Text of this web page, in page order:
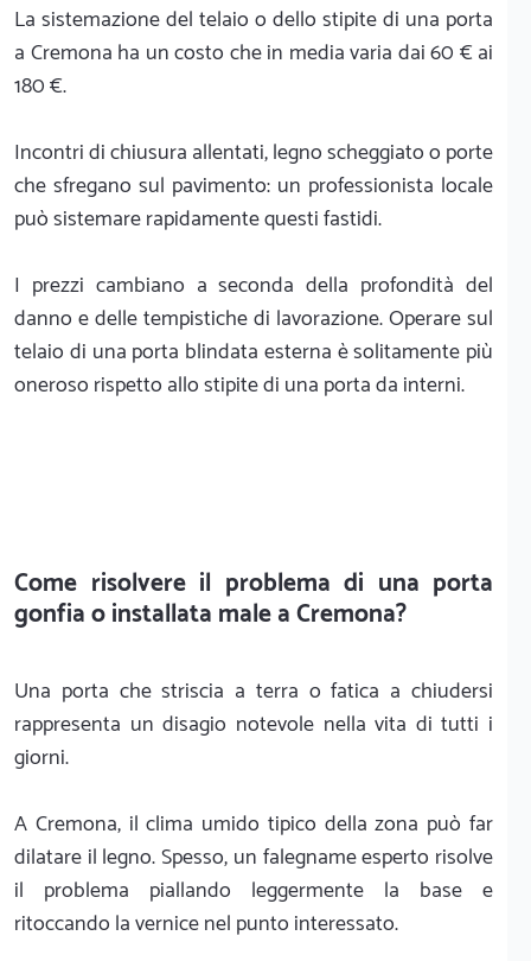
La sistemazione del telaio o dello stipite di una porta
a Cremona ha un costo che in media varia dai 60 € ai
180 €.
Incontri di chiusura allentati, legno scheggiato o porte
che sfregano sul pavimento: un professionista locale
può sistemare rapidamente questi fastidi.
I prezzi cambiano a seconda della profondità del
danno e delle tempistiche di lavorazione. Operare sul
telaio di una porta blindata esterna è solitamente più
oneroso rispetto allo stipite di una porta da interni.
Come risolvere il problema di una porta
gonfia o installata male a Cremona?
Una porta che striscia a terra o fatica a chiudersi
rappresenta un disagio notevole nella vita di tutti i
giorni.
A Cremona, il clima umido tipico della zona può far
dilatare il legno. Spesso, un falegname esperto risolve
il problema piallando leggermente la base e
ritoccando la vernice nel punto interessato.